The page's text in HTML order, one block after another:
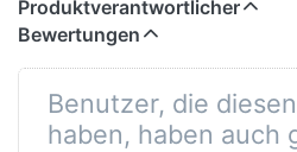
Produktverantwortlicher
Bewertungen
Benutzer, die
haben, haben auch